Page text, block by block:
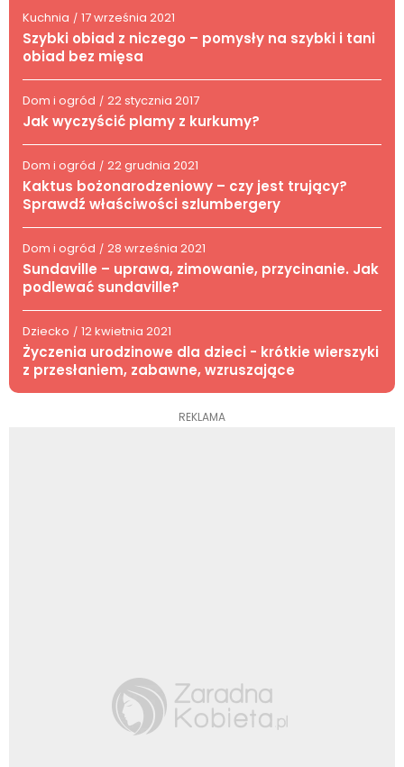
Kuchnia / 17 września 2021
Szybki obiad z niczego – pomysły na szybki i tani
obiad bez mięsa
Dom i ogród / 22 stycznia 2017
Jak wyczyścić plamy z kurkumy?
Dom i ogród / 22 grudnia 2021
Kaktus bożonarodzeniowy – czy jest trujący?
Sprawdź właściwości szlumbergery
Dom i ogród / 28 września 2021
Sundaville – uprawa, zimowanie, przycinanie. Jak
podlewać sundaville?
Dziecko / 12 kwietnia 2021
Życzenia urodzinowe dla dzieci - krótkie wierszyki
z przesłaniem, zabawne, wzruszające
REKLAMA